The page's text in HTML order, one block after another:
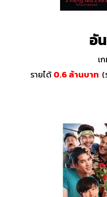
อั
เ
รายได้ 0.6 ล้านบาท